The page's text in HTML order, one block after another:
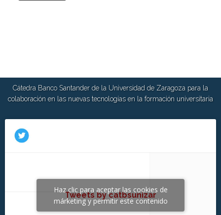
Cátedra Banco Santander de la Universidad de Zaragoza para la
colaboración en las nuevas tecnologías en la formación universitaria
Tweets by catbsunizar
Haz clic para aceptar las cookies de
márketing y permitir este contenido